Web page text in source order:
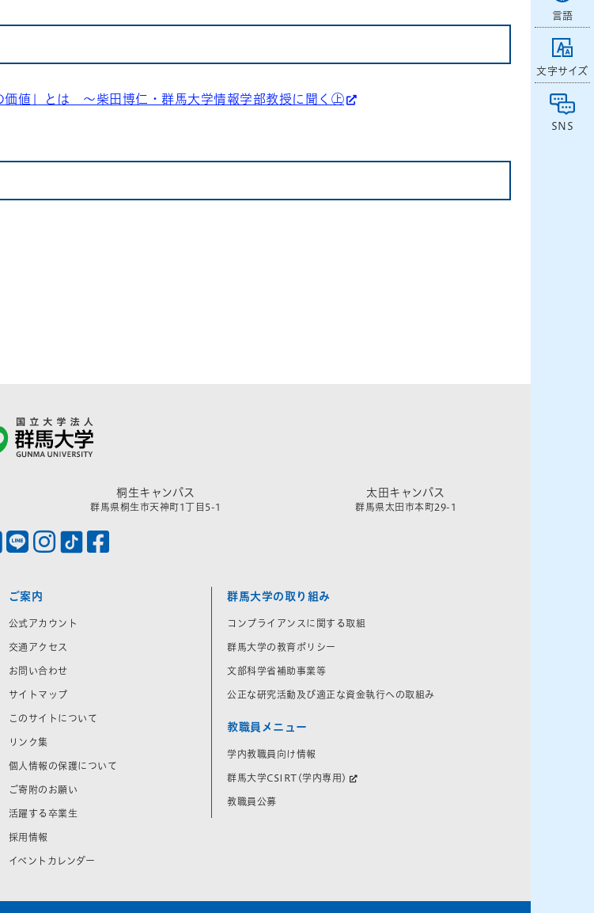
言語
文字サイズ
SNS
価値」とは ～柴田博仁・群馬大学情報学部教授に聞く㊤
桐生キャンパス
群馬県桐生市天神町1丁目5-1
太田キャンパス
群馬県太田市本町29-1
ご案内
公式アカウント
交通アクセス
お問い合わせ
サイトマップ
このサイトについて
リンク集
個人情報の保護について
ご寄附のお願い
活躍する卒業生
採用情報
イベントカレンダー
群馬大学の取り組み
コンプライアンスに関する取組
群馬大学の教育ポリシー
文部科学省補助事業等
公正な研究活動及び適正な資金執行への取組み
教職員メニュー
学内教職員向け情報
群馬大学CSIRT(学内専用)
教職員公募